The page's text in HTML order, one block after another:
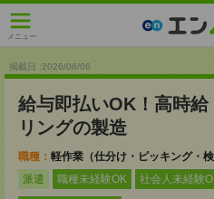
メニュー
掲載日 :2026/08/06
給与即払いOK！高時
リングの製造
職種： 軽作業（仕分け・ピッキング・検
派遣
職種未経験OK 社会人未経験